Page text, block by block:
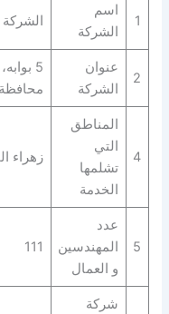
1
اسم
الشركة
الشركة
2
عنوان
الشركة
5
محافظة
4
المناطق
التي
تشلمها
الخدمة
زهراء
5
عدد
المهندسين
و العمال
111
شركة